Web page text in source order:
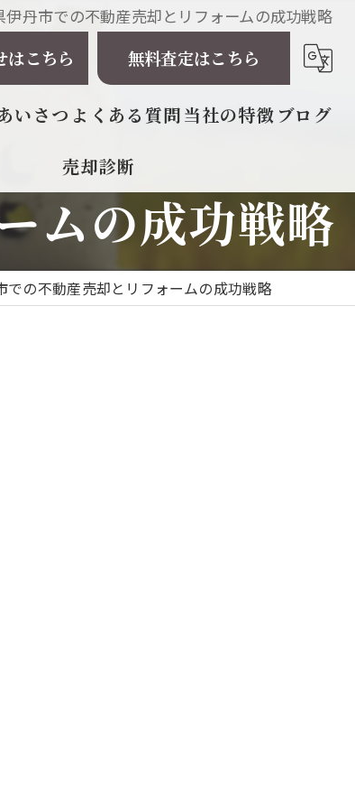
伊丹市での不動産売却とリフォームの成功戦略
はこちら 無料査定はこちら
いさつ よくある質問当社の特徴
戸建て
マンション
ブログ
売却診断
ムの成功戦略
での不動産売却とリフォームの成功戦略